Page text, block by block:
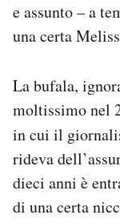
e assunto – a
una certa
La bufala,
moltissimo nel
in cui il
rideva
dieci anni è
di una certa